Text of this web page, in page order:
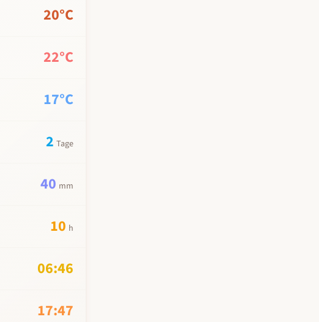
20°C
22°C
17°C
2 Tage
40 mm
10 h
06:46
17:47